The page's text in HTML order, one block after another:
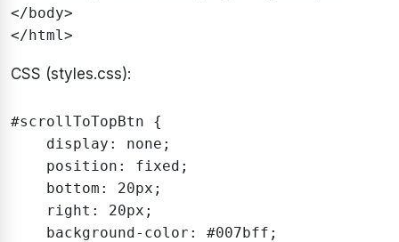
</body>
CSS (styles.css):
#scrollToTopBtn {
    display: none;
    position: fixed;
    bottom: 20px;
    right: 20px;
    background-color: #007bff;